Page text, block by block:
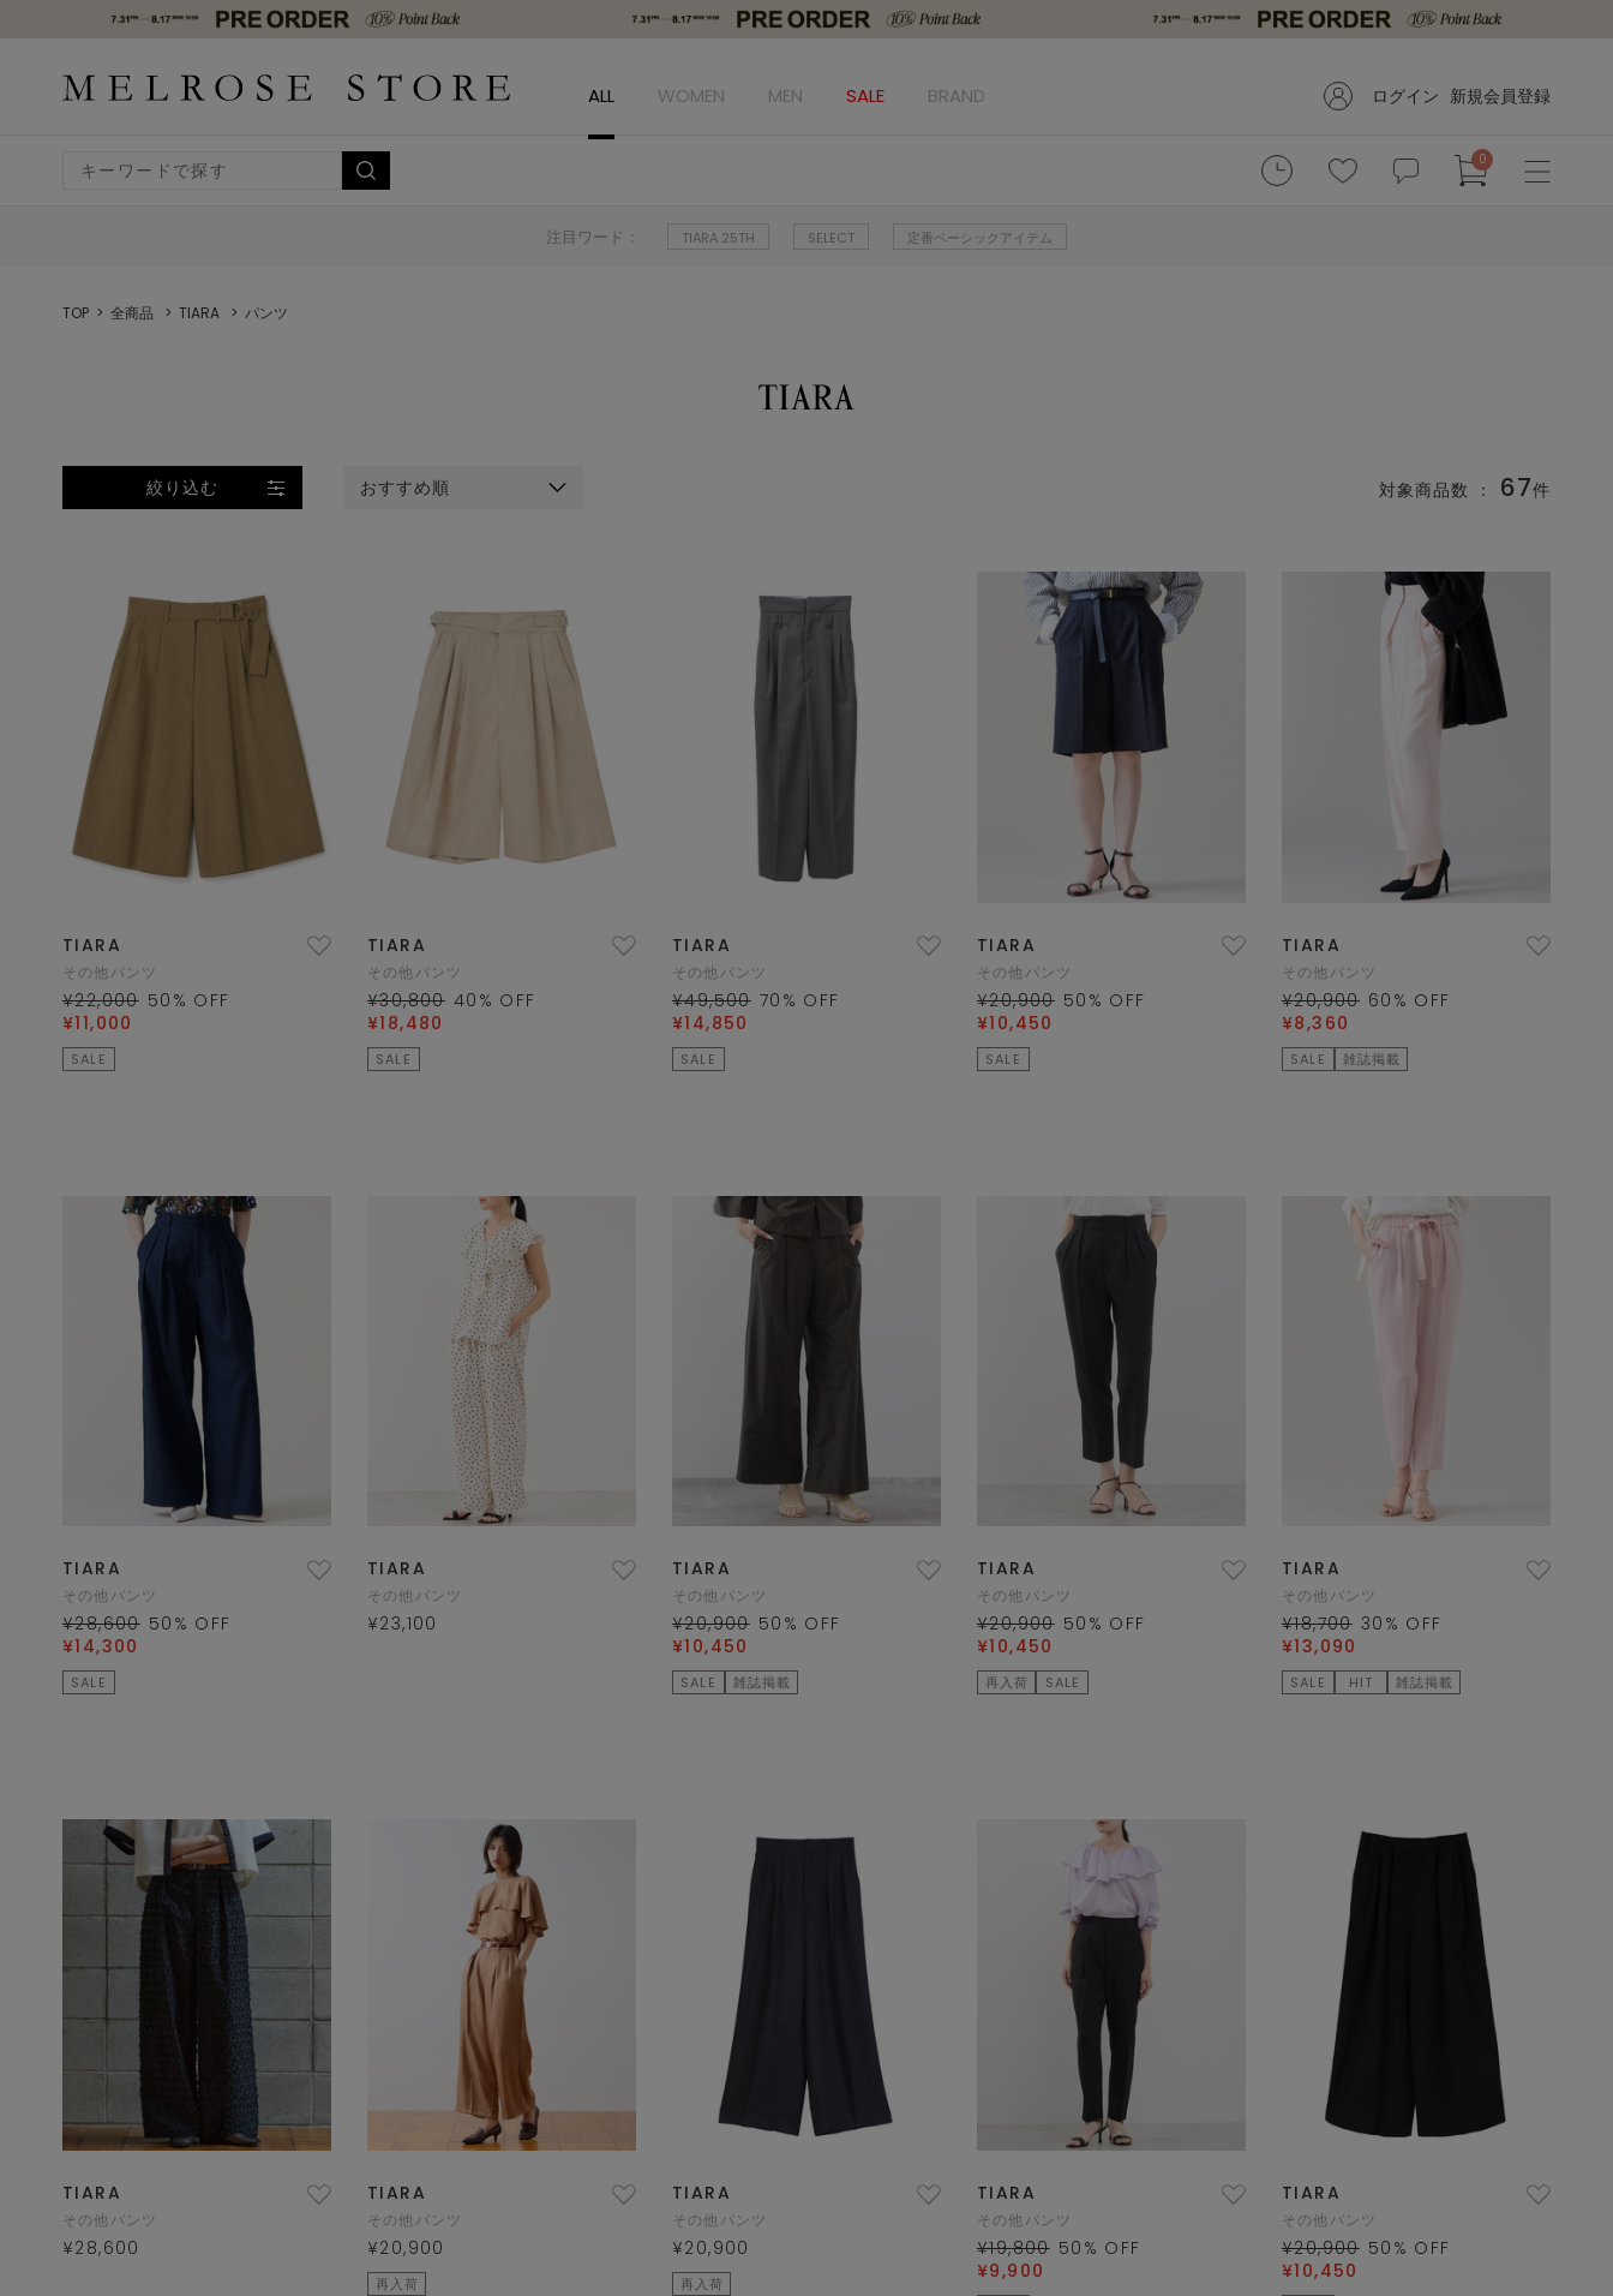
ALL WOMEN MEN SALE BRAND ログイン 新規会員登録
0
注目ワード： TIARA 25TH SELECT 定番ベーシックアイテム
TOP 全商品 TIARA パンツ
絞り込む おすすめ順 対象商品数 ： 67件
TIARA
その他パンツ
¥22,000 50 % OFF
¥11,000
SALE
TIARA
その他パンツ
¥30,800 40 % OFF
¥18,480
SALE
TIARA
その他パンツ
¥49,500 70 % OFF
¥14,850
SALE
TIARA
その他パンツ
¥20,900 50 % OFF
¥10,450
SALE
TIARA
その他パンツ
¥20,900 60 % OFF
¥8,360
SALE 雑誌掲載
TIARA
その他パンツ
¥28,600 50 % OFF
¥14,300
SALE
TIARA
その他パンツ
¥23,100
TIARA
その他パンツ
¥20,900 50 % OFF
¥10,450
SALE 雑誌掲載
TIARA
その他パンツ
¥20,900 50 % OFF
¥10,450
再入荷 SALE
TIARA
その他パンツ
¥18,700 30 % OFF
¥13,090
SALE HIT 雑誌掲載
TIARA
その他パンツ
¥28,600
TIARA
その他パンツ
¥20,900
再入荷
TIARA
その他パンツ
¥20,900
再入荷
TIARA
その他パンツ
¥19,800 50 % OFF
¥9,900
TIARA
その他パンツ
¥20,900 50 % OFF
¥10,450